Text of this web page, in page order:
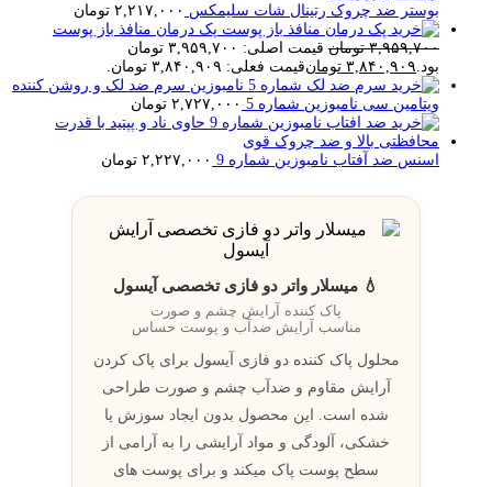
بوستر ضد چروک رتینال شات سلیمکس ۲,۲۱۷,۰۰۰ تومان
پک درمان منافذ باز پوست
۳,۹۵۹,۷۰۰ تومان
قیمت اصلی: ۳,۹۵۹,۷۰۰ تومان
بود. ۳,۸۴۰,۹۰۹ تومانقیمت فعلی: ۳,۸۴۰,۹۰۹ تومان.
سرم ضد لک و روشن کننده
ویتامین سی نامبوزین شماره 5
۲,۷۲۷,۰۰۰ تومان
اسنس ضد آفتاب نامبوزین شماره 9 ۲,۲۲۷,۰۰۰ تومان
💧 میسلار واتر دو فازی تخصصی آیسول
پاک کننده آرایش چشم و صورت
مناسب آرایش ضدآب و پوست حساس
محلول پاک کننده دو فازی آیسول برای پاک کردن
آرایش مقاوم و ضدآب چشم و صورت طراحی
شده است. این محصول بدون ايجاد سوزش يا
خشکی، آلودگی و مواد آرايشی را به آرامی از
سطح پوست پاک میکند و برای پوست های